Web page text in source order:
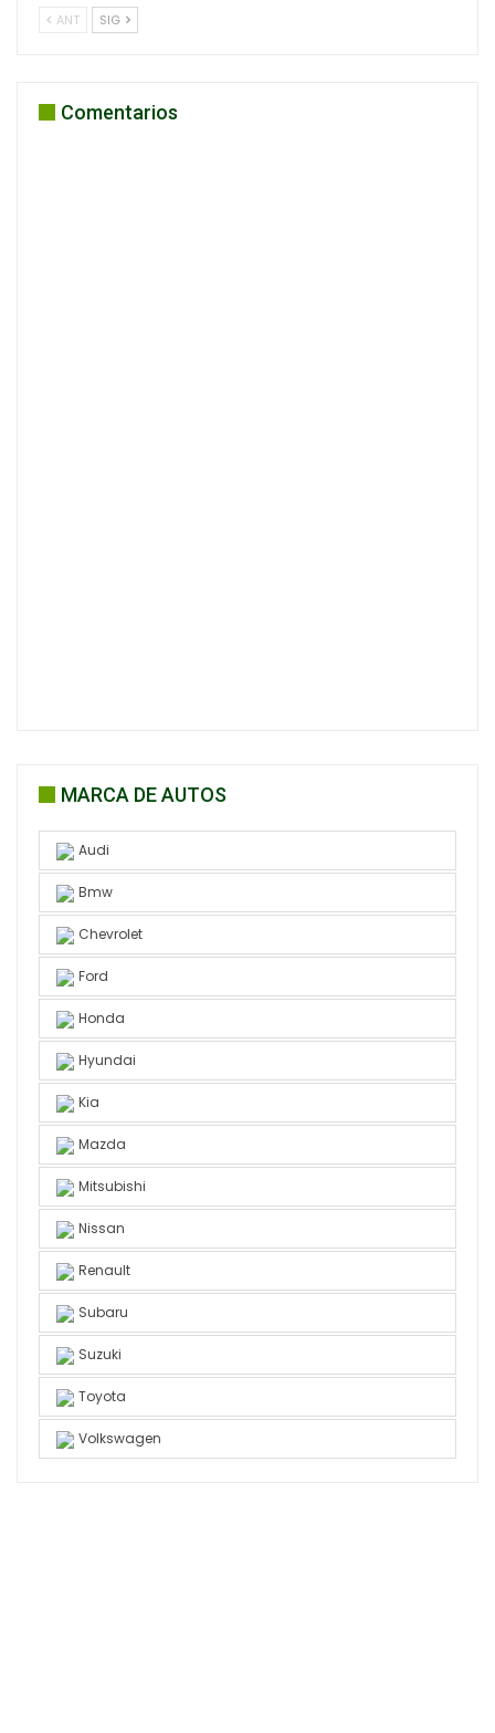
ANT SIG
Comentarios
MARCA DE AUTOS
Audi
Bmw
Chevrolet
Ford
Honda
Hyundai
Kia
Mazda
Mitsubishi
Nissan
Renault
Subaru
Suzuki
Toyota
Volkswagen